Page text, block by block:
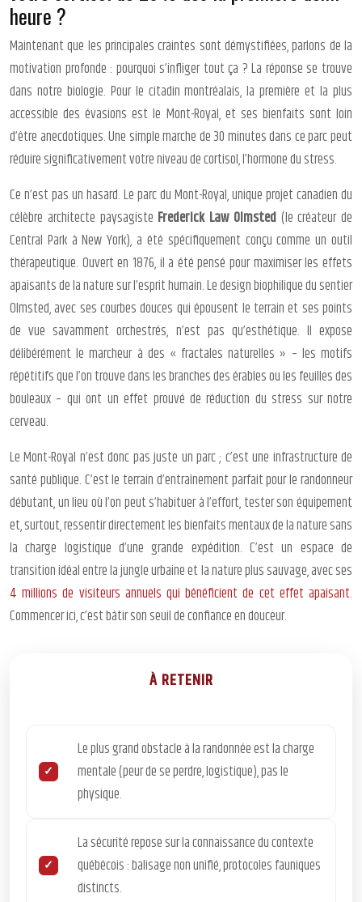
heure ?
Maintenant que les principales craintes sont démystifiées, parlons de la
motivation profonde : pourquoi s’infliger tout ça ? La réponse se trouve
dans notre biologie. Pour le citadin montréalais, la première et la plus
accessible des évasions est le Mont-Royal, et ses bienfaits sont loin
d’être anecdotiques. Une simple marche de 30 minutes dans ce parc peut
réduire significativement votre niveau de cortisol, l’hormone du stress.
Ce n’est pas un hasard. Le parc du Mont-Royal, unique projet canadien du
célèbre architecte paysagiste Frederick Law Olmsted(le créateur de
Central Park à New York), a été spécifiquement conçu comme un outil
thérapeutique. Ouvert en 1876, il a été pensé pour maximiser les effets
apaisants de la nature sur l’esprit humain. Le design biophilique du sentier
Olmsted, avec ses courbes douces qui épousent le terrain et ses points
de vue savamment orchestrés, n’est pas qu’esthétique. Il expose
délibérément le marcheur à des « fractales naturelles » – les motifs
répétitifs que l’on trouve dans les branches des érables ou les feuilles des
bouleaux – qui ont un effet prouvé de réduction du stress sur notre
cerveau.
Le Mont-Royal n’est donc pas juste un parc ; c’est une infrastructure de
santé publique. C’est le terrain d’entraînement parfait pour le randonneur
débutant, un lieu où l’on peut s’habituer à l’effort, tester son équipement
et, surtout, ressentir directement les bienfaits mentaux de la nature sans
la charge logistique d’une grande expédition. C’est un espace de
transition idéal entre la jungle urbaine et la nature plus sauvage, avec ses
4 millions de visiteurs annuels qui bénéficient de cet effet apaisant.
Commencer ici, c’est bâtir son seuil de confiance en douceur.
À RETENIR
Le plus grand obstacle à la randonnée est la charge
mentale (peur de se perdre, logistique), pas le
physique.
La sécurité repose sur la connaissance du contexte
québécois : balisage non unifié, protocoles fauniques
distincts.